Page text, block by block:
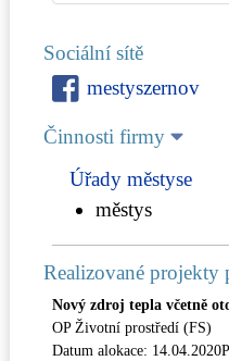
Sociální sítě
mestyszernov
Činnosti firmy
Úřady městyse
městys
Realizované projekty
Nový zdroj tepla včetně
OP Životní prostředí (FS)
Datum alokace: